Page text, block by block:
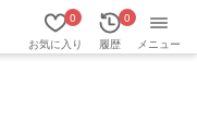
お気に入り
0
履歴
0
メニュー